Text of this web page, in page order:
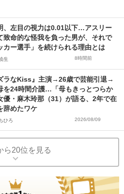
、左目の視力は0.01以下…アスリー
致命的な怪我を負った男が、それで
カー選手」を続けられる理由とは
生 8時間前
ラなKiss』主演→26歳で芸能引退→
を24時間介護…「母もきっとつらか
優・麻木玲那（31）が語る、2年で在
辞めたワケ
ひろ 2026/08/09
ら20位を見る